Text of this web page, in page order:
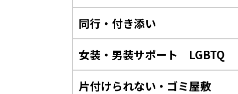
同行・付き添い
女装・男装サポート LGBTQ
片付けられない・ゴミ屋敷